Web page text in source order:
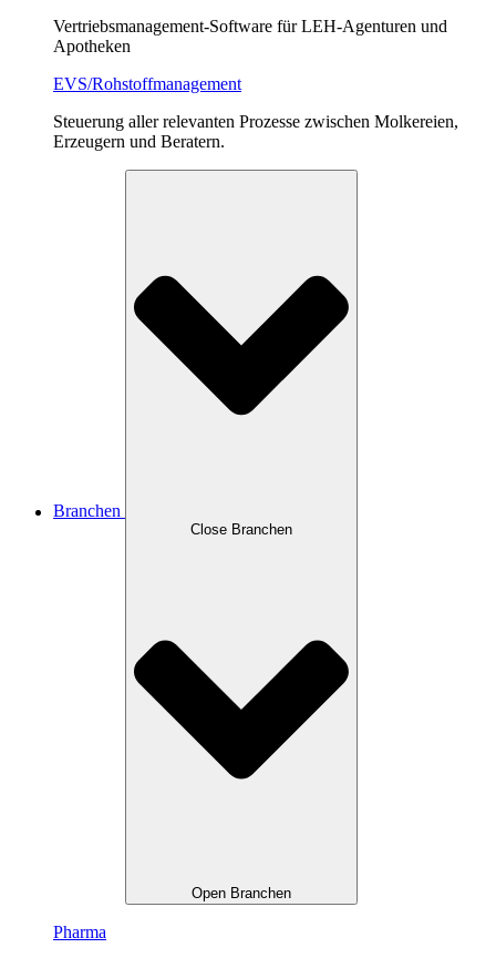
Vertriebsmanagement-Software für LEH-Agenturen und
Apotheken
EVS/Rohstoffmanagement
Steuerung aller relevanten Prozesse zwischen Molkereien,
Erzeugern und Beratern.
Branchen
Close Branchen
Open Branchen
Pharma